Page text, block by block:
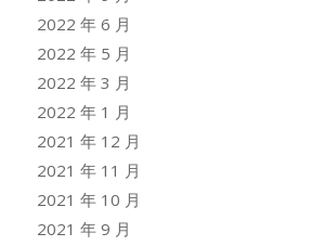
2022 年 6 月
2022 年 5 月
2022 年 3 月
2022 年 1 月
2021 年 12 月
2021 年 11 月
2021 年 10 月
2021 年 9 月